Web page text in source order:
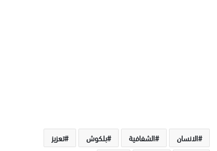
الانسان الشفافية بلكوش
تعزيز